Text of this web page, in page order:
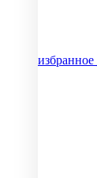
избранное